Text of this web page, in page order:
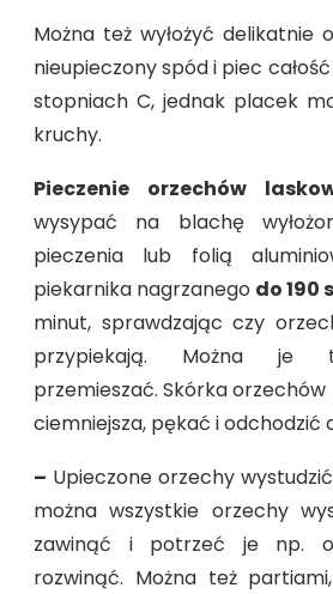
Można też wyłożyć delikatnie
nieupieczony spód i piec
stopniach C, jednak placek
kruchy.
Pieczenie orzechów
wysypać na blachę
pieczenia lub folią
piekarnika nagrzanego do 190
minut, sprawdzając czy
przypiekają. Można je
przemieszać. Skórka
ciemniejsza, pękać i odchodzić
– Upieczone orzechy
można wszystkie orzechy
zawinąć i potrzeć je np.
rozwinąć. Można też